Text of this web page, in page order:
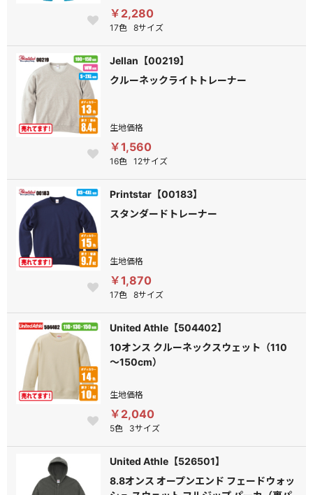
￥2,280
17色 8サイズ
Jellan【00219】
クルーネックライトトレーナー
生地価格
￥1,560
16色 12サイズ
Printstar【00183】
スタンダードトレーナー
生地価格
￥1,870
17色 8サイズ
United Athle【504402】
10オンス クルーネックスウェット（110
～150cm）
生地価格
￥2,040
5色 3サイズ
United Athle【526501】
8.8オンス オープンエンド フェードウォッ